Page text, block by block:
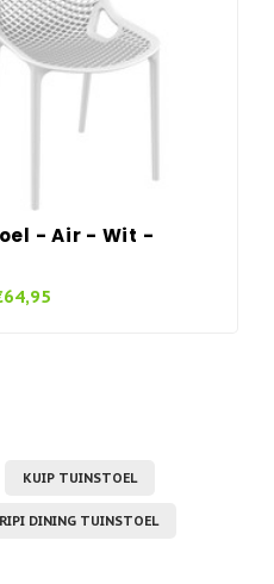
- Air - Wit -
KUIP TUINSTOEL
RIPI DINING TUINSTOEL